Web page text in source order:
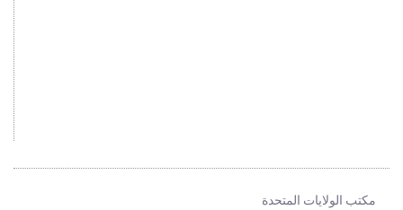
مكتب الولايات المتحدة